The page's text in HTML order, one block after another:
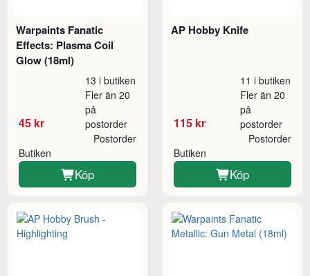
Warpaints Fanatic
Effects: Plasma Coil
Glow (18ml)
45 kr
13 i butiken
Fler än 20
på
postorder
Butiken
Postorder
Köp
AP Hobby Knife
115 kr
11 i butiken
Fler än 20
på
postorder
Butiken
Postorder
Köp